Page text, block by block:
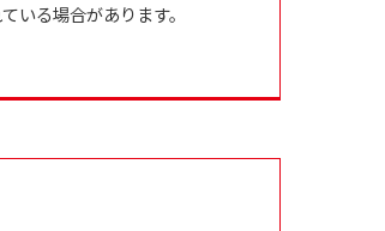
いる場合があります。